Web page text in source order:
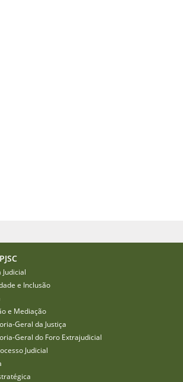
para navegar.
e Inclusão
e Mediação
Geral da Justiça
Geral do Foro Extrajudicial
Judicial